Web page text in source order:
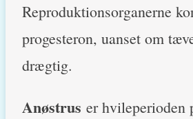
Reproduktionsorganerne
progesteron, uanset om
drægtig.
Anøstrus er hvileperioden